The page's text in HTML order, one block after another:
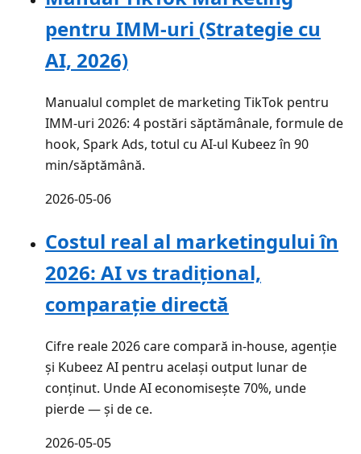
pentru IMM-uri (Strategie cu
AI, 2026)
Manualul complet de marketing TikTok pentru
IMM-uri 2026: 4 postări săptămânale, formule de
hook, Spark Ads, totul cu AI-ul Kubeez în 90
min/săptămână.
2026-05-06
Costul real al marketingului în
2026: AI vs tradițional,
comparație directă
Cifre reale 2026 care compară in-house, agenție
și Kubeez AI pentru același output lunar de
conținut. Unde AI economisește 70%, unde
pierde — și de ce.
2026-05-05